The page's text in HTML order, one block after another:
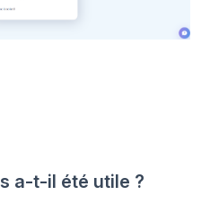
a-t-il été utile ?